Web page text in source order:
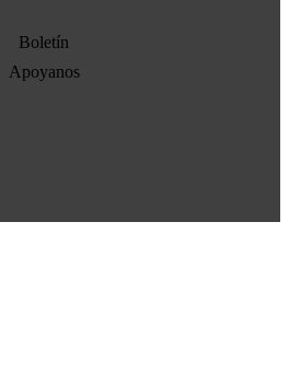
Boletín
Apoyanos